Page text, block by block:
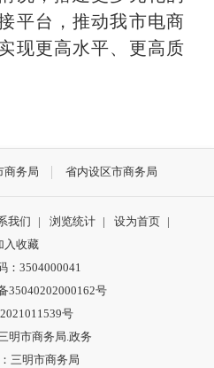
平台，推动我市电商
现更高水平、更高质
商务局 省内设区市商务局
我们 | 浏览统计 | 设为首页 |
入收藏
：3504000041
35040202000162号
号
明市商务局.政务
三明市商务局